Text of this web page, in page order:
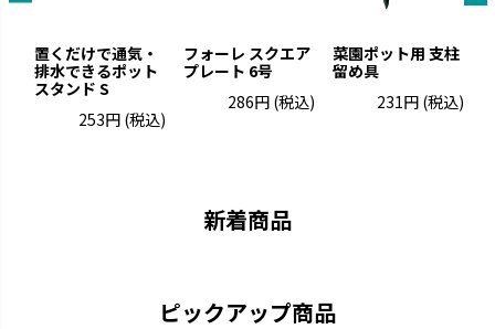
グレーニー
置くだけで通気・
排水できるポット
スタンド S
253円 (税込)
フォーレ スクエア
プレート 6号
286円 (税込)
菜園ポット用 支柱
留め具
231円 (税込)
新着商品
ピックアップ商品